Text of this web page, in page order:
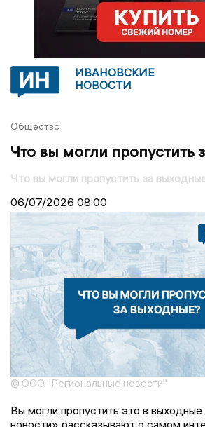
ИВАНОВСКИЕ
НОВОСТИ
Общество
Что вы могли пропустить
Что вы могли пропустить за
06/07/2026 08:00
© ООО "Региональные новости"
Вы могли пропустить это в
новости» рассказывают о самом